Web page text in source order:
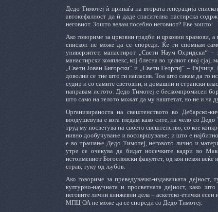
Дедо Тимотеј ѝ припаѓа на втората генерација
автокефалност да ѝ даде спасителна пастирска
неговиот. Зошто велам посебно неговиот? Еве зошто:
Ако говориме за црковни градби и црковни храмови,
епископ не може да се спореди. Ќе ги спомнам
универзитет, манастирот „Свети Наум Охридски“ –
манастирски комплекс, кој блесна во целиот свој
„Свети Јован Бигорски“ и „Свети Георгиј“ –
доволни се тие што ги нагласив. Тоа што сакам да го
судир и со самите световни, и домашни и странски
направам истото. Дедо Тимотеј е бескомпромисен
што само на телото можат да му наштетат, но не и на
Организираноста на свештенството во
воодушевува е кога гледам како сите, на чело со
труд му посветува на своето свештенство, со кое
нивно дообучување и восовршување; и што е
е во прашање Дедо Тимотеј, неговото лично и
утре се очекува да бидат носечките кадри во
истоимениот Богословски факултет, од кои некои веќе
страв, туку од љубов.
Ако говориме за преведувачко-издавачката
културно-научната и просветната дејност, како
неговите лични книжевни дела – аскетско-етички
МПЦ-ОА не може да се спореди со Дедо Тимотеј.